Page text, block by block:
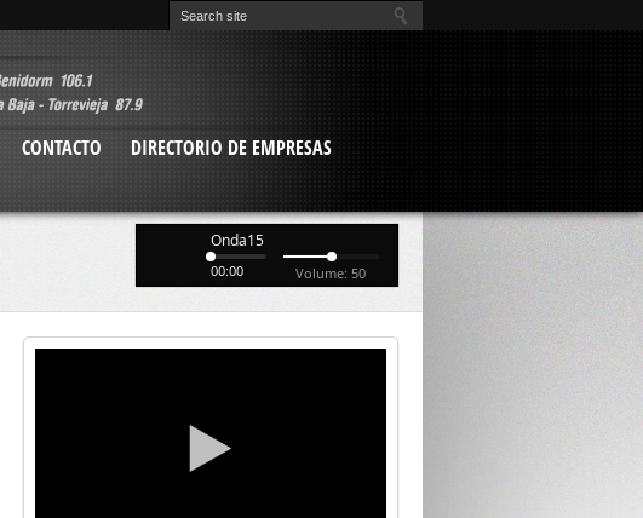
CONTACTO
DIRECTORIO DE EMPRESAS
Onda15
00:00 Volume: 50